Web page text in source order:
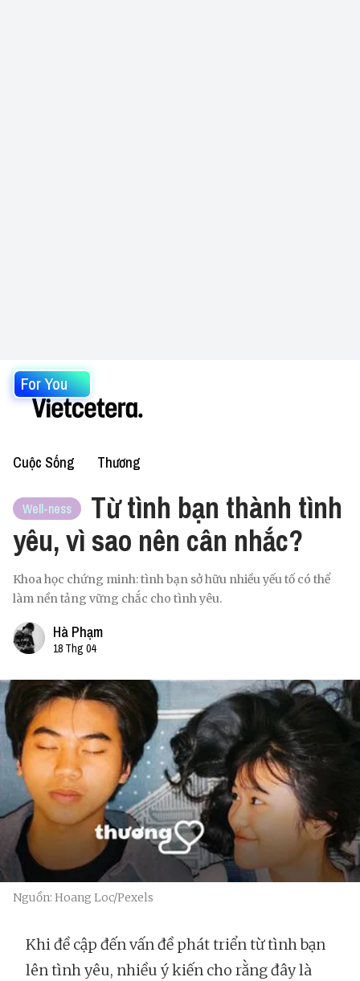
For You
Cuộc Sống Thương
Well-ness
Từ tình bạn thành tình
yêu, vì sao nên cân nhắc?
Khoa học chứng minh: tình bạn sở hữu nhiều yếu tố có thể
làm nền tảng vững chắc cho tình yêu.
Hà Phạm
18 Thg 04
Nguồn: Hoang Loc/Pexels
Khi đề cập đến vấn đề phát triển từ tình bạn
lên tình yêu, nhiều ý kiến cho rằng đây là